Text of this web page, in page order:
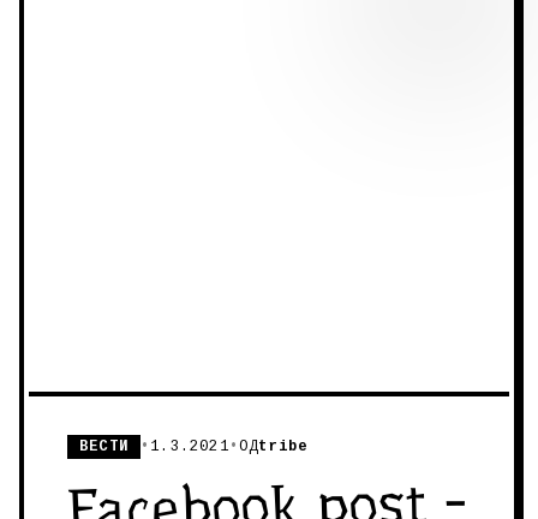
ВЕСТИ • 1.3.2021 •ОДtribe